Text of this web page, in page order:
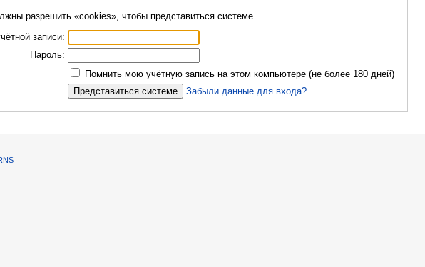
разрешить «cookies», чтобы представиться системе.
записи:
Пароль:
Помнить мою учётную запись на этом компьютере (не более 180 дней)
Забыли данные для входа?